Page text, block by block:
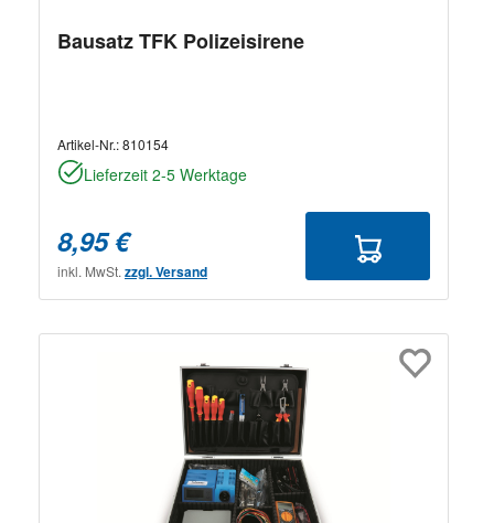
Bausatz TFK Polizeisirene
Artikel-Nr.:810154
Lieferzeit 2-5 Werktage
8,95 €
inkl. MwSt. zzgl. Versand